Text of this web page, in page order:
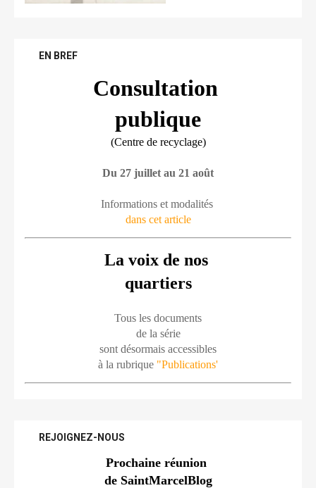
EN BREF
Consultation
publique
(Centre de recyclage)
Du 27 juillet au 21 août
Informations et modalités
dans cet article
La voix de nos
quartiers
Tous les documents
de la série
sont désormais accessibles
à la rubrique "Publications'
REJOIGNEZ-NOUS
Prochaine réunion
de SaintMarcelBlog